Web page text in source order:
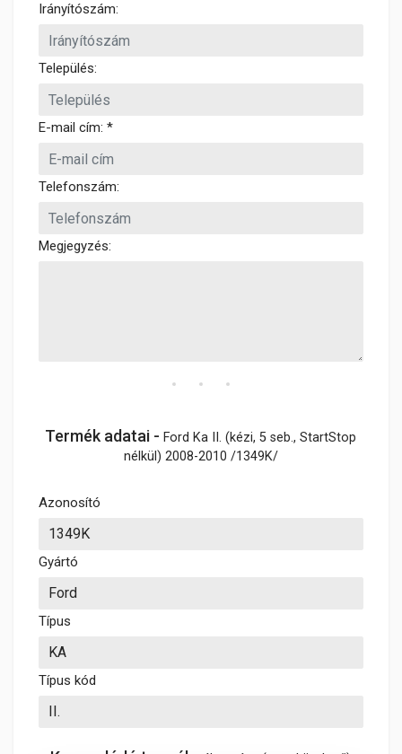
Irányítószám:
Település:
E-mail cím: *
Telefonszám:
Megjegyzés:
Termék adatai -Ford Ka II. (kézi, 5 seb., StartStop
nélkül) 2008-2010 /1349K/
Azonosító
Gyártó
Típus
Típus kód